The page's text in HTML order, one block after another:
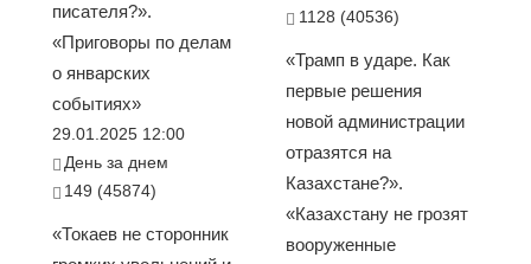
писателя?».
«Приговоры по делам
о январских
событиях»
29.01.2025 12:00
День за днем
149 (45874)
«Токаев не сторонник
1128 (40536)
«Трамп в ударе. Как
первые решения
новой администрации
отразятся на
Казахстане?».
«Казахстану не грозят
вооруженные